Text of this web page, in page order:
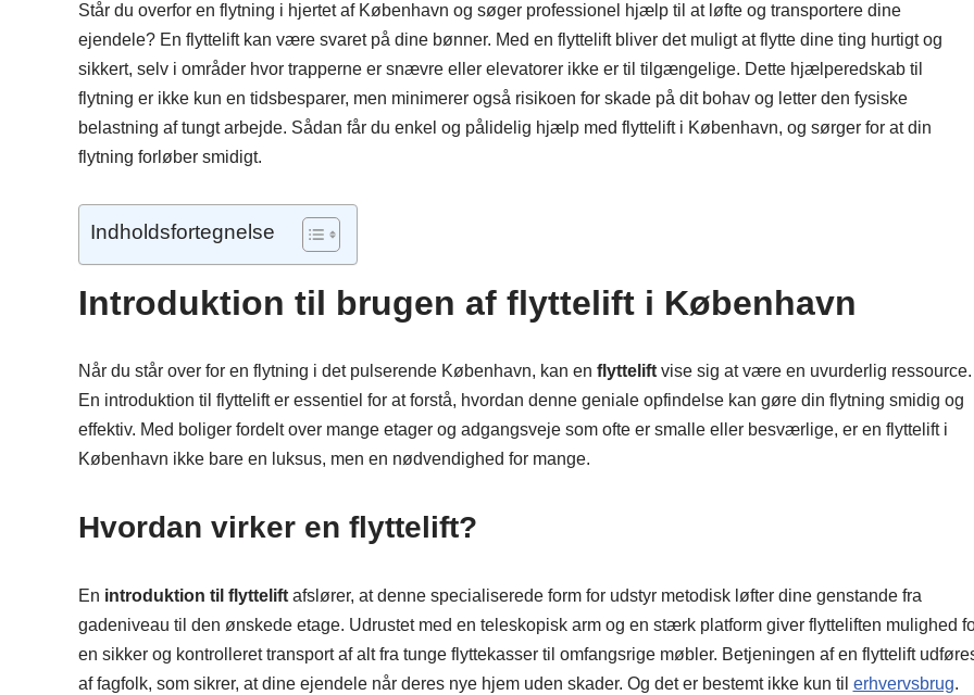
Står du overfor en flytning i hjertet af København og søger professionel hjælp til at løfte og transportere dine
ejendele? En flyttelift kan være svaret på dine bønner. Med en flyttelift bliver det muligt at flytte dine ting hurtigt og
sikkert, selv i områder hvor trapperne er snævre eller elevatorer ikke er til tilgængelige. Dette hjælperedskab til
flytning er ikke kun en tidsbesparer, men minimerer også risikoen for skade på dit bohav og letter den fysiske
belastning af tungt arbejde. Sådan får du enkel og pålidelig hjælp med flyttelift i København, og sørger for at din
flytning forløber smidigt.
Indholdsfortegnelse
Introduktion til brugen af flyttelift i København
Når du står over for en flytning i det pulserende København, kan en flytteliftvise sig at være en uvurderlig ressource.
En introduktion til flyttelift er essentiel for at forstå, hvordan denne geniale opfindelse kan gøre din flytning smidig og
effektiv. Med boliger fordelt over mange etager og adgangsveje som ofte er smalle eller besværlige, er en flyttelift i
København ikke bare en luksus, men en nødvendighed for mange.
Hvordan virker en flyttelift?
En introduktion til flytteliftafslører, at denne specialiserede form for udstyr metodisk løfter dine genstande fra
gadeniveau til den ønskede etage. Udrustet med en teleskopisk arm og en stærk platform giver flytteliften mulighed
en sikker og kontrolleret transport af alt fra tunge flyttekasser til omfangsrige møbler. Betjeningen af en flyttelift
af fagfolk, som sikrer, at dine ejendele når deres nye hjem uden skader. Og det er bestemt ikke kun til erhvervsbrug.